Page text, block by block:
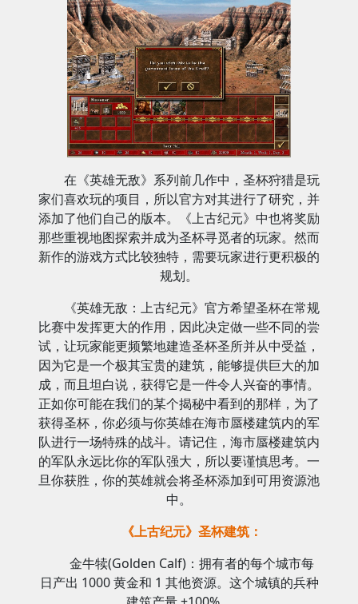
在《英雄无敌》系列前几作中，圣杯狩猎是玩
家们喜欢玩的项目，所以官方对其进行了研究，并
添加了他们自己的版本。《上古纪元》中也将奖励
那些重视地图探索并成为圣杯寻觅者的玩家。然而
新作的游戏方式比较独特，需要玩家进行更积极的
规划。
《英雄无敌：上古纪元》官方希望圣杯在常规
比赛中发挥更大的作用，因此决定做一些不同的尝
试，让玩家能更频繁地建造圣杯圣所并从中受益，
因为它是一个极其宝贵的建筑，能够提供巨大的加
成，而且坦白说，获得它是一件令人兴奋的事情。
正如你可能在我们的某个揭秘中看到的那样，为了
获得圣杯，你必须与你英雄在海市蜃楼建筑内的军
队进行一场特殊的战斗。请记住，海市蜃楼建筑内
的军队永远比你的军队强大，所以要谨慎思考。一
旦你获胜，你的英雄就会将圣杯添加到可用资源池
中。
《上古纪元》圣杯建筑：
金牛犊(Golden Calf)：拥有者的每个城市每
日产出 1000 黄金和 1 其他资源。这个城镇的兵种